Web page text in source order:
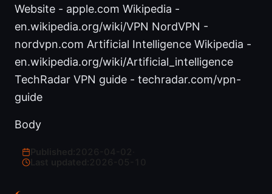
Website - apple.com Wikipedia -
en.wikipedia.org/wiki/VPN NordVPN -
nordvpn.com Artificial Intelligence Wikipedia -
en.wikipedia.org/wiki/Artificial_intelligence
TechRadar VPN guide - techradar.com/vpn-
guide
Body
Last updated: